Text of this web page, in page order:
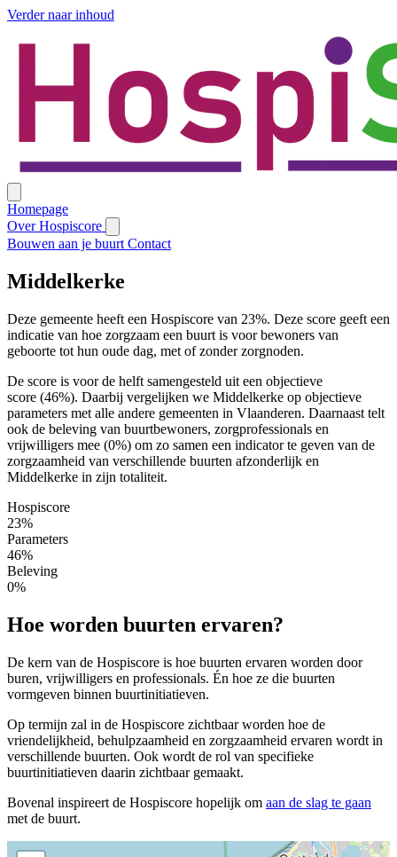
Verder naar inhoud
Homepage
Over Hospiscore
Bouwen aan je buurt Contact
Middelkerke
Deze gemeente heeft een Hospiscore van 23%. Deze score geeft een
indicatie van hoe zorgzaam een buurt is voor bewoners van
geboorte tot hun oude dag, met of zonder zorgnoden.
De score is voor de helft samengesteld uit een objectieve
score (46%). Daarbij vergelijken we Middelkerke op objectieve
parameters met alle andere gemeenten in Vlaanderen. Daarnaast telt
ook de beleving van buurtbewoners, zorgprofessionals en
vrijwilligers mee (0%) om zo samen een indicator te geven van de
zorgzaamheid van verschillende buurten afzonderlijk en
Middelkerke in zijn totaliteit.
Hospiscore
23%
Parameters
46%
Beleving
0%
Hoe worden buurten ervaren?
De kern van de Hospiscore is hoe buurten ervaren worden door
buren, vrijwilligers en professionals. Én hoe ze die buurten
vormgeven binnen buurtinitiatieven.
Op termijn zal in de Hospiscore zichtbaar worden hoe de
vriendelijkheid, behulpzaamheid en zorgzaamheid ervaren wordt in
verschillende buurten. Ook wordt de rol van specifieke
buurtinitiatieven daarin zichtbaar gemaakt.
Bovenal inspireert de Hospiscore hopelijk om aan de slag te gaan
met de buurt.